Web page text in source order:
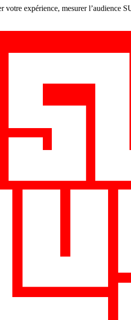
expérience, mesurer l’audience